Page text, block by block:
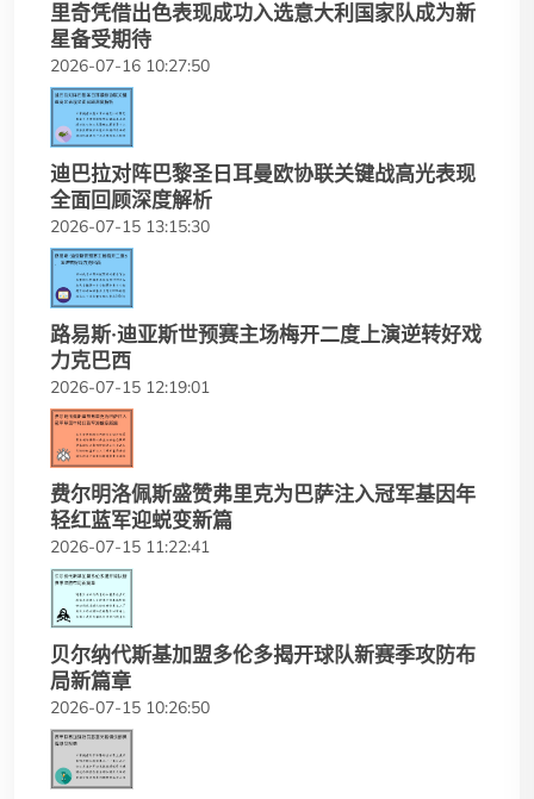
里奇凭借出色表现成功入选意大利国家队成为新
星备受期待
2026-07-16 10:27:50
迪巴拉对阵巴黎圣日耳曼欧协联关键战高光表现
全面回顾深度解析
2026-07-15 13:15:30
路易斯·迪亚斯世预赛主场梅开二度上演逆转好戏
力克巴西
2026-07-15 12:19:01
费尔明洛佩斯盛赞弗里克为巴萨注入冠军基因年
轻红蓝军迎蜕变新篇
2026-07-15 11:22:41
贝尔纳代斯基加盟多伦多揭开球队新赛季攻防布
局新篇章
2026-07-15 10:26:50